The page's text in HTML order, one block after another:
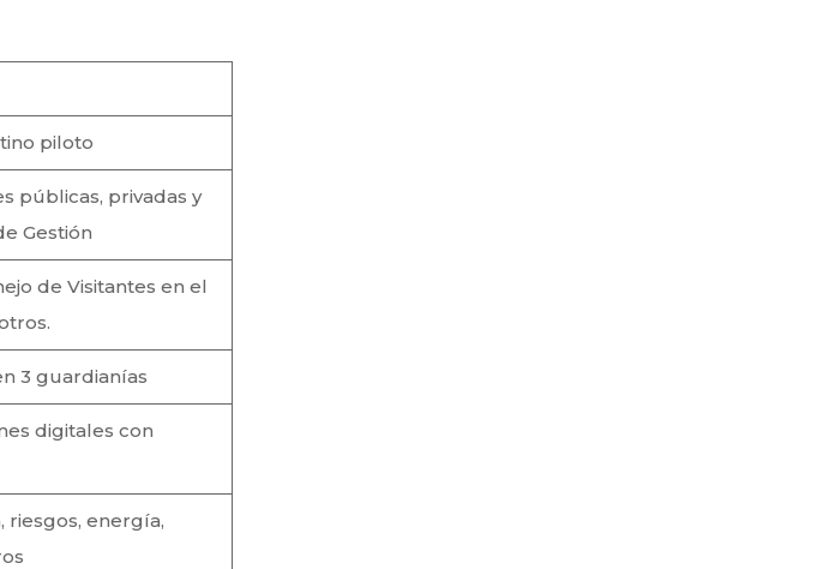
piloto
públicas, privadas y
Gestión
de Visitantes en el
3 guardianías
digitales con
riesgos, energía,